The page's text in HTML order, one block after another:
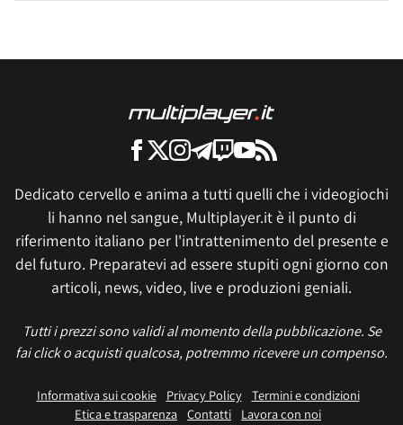
Dedicato cervello e anima a tutti quelli che i videogiochi
li hanno nel sangue, Multiplayer.it è il punto di
riferimento italiano per l'intrattenimento del presente e
del futuro. Preparatevi ad essere stupiti ogni giorno con
articoli, news, video, live e produzioni geniali.
Tutti i prezzi sono validi al momento della pubblicazione. Se
fai click o acquisti qualcosa, potremmo ricevere un compenso.
Informativa sui cookie Privacy Policy
Termini e condizioni
Etica e trasparenza Contatti Lavora con noi